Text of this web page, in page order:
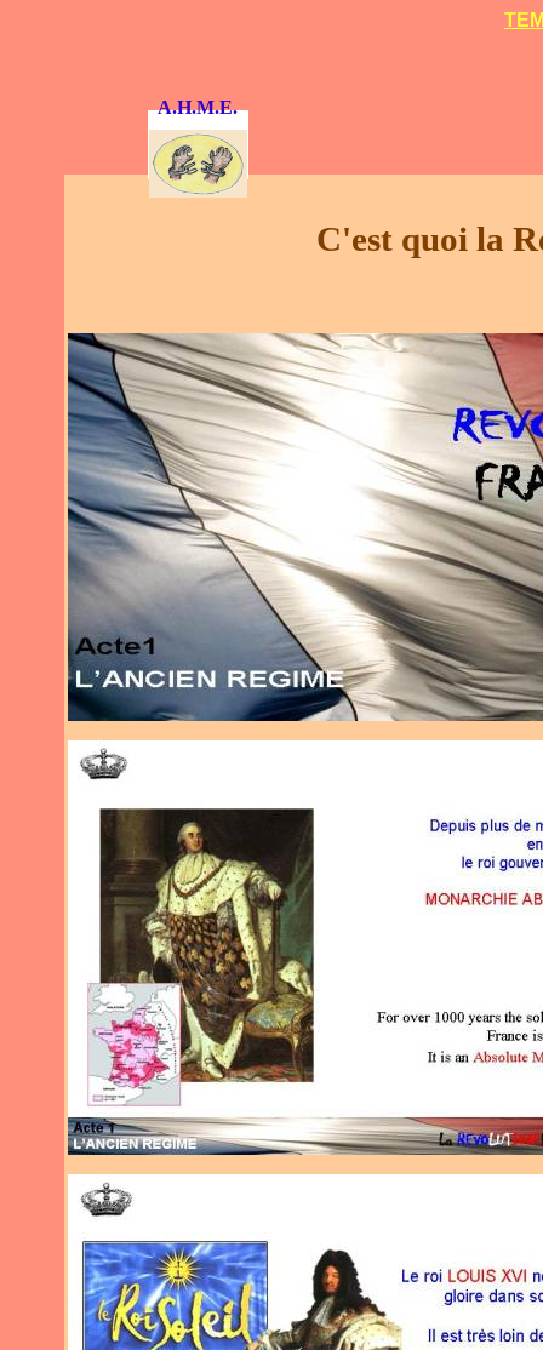
A.H.M.E.
C'est quoi la